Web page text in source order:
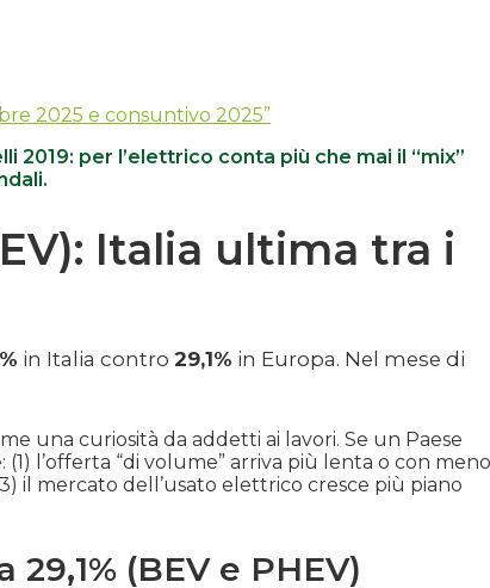
2025 e consuntivo 2025”
2019: per l’elettrico conta più che mai il “mix”
Italia ultima tra i
in Italia contro 29,1% in Europa. Nel mese di
una curiosità da addetti ai lavori. Se un Paese
l’offerta “di volume” arriva più lenta o con meno
il mercato dell’usato elettrico cresce più piano
29,1% (BEV e PHEV)